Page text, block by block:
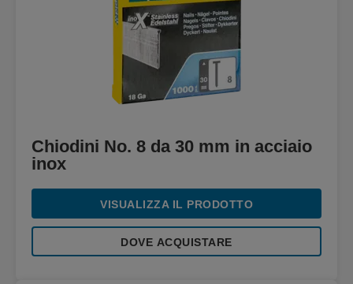
Chiodini No. 8 da 30 mm in acciaio
inox
VISUALIZZA IL PRODOTTO
DOVE ACQUISTARE